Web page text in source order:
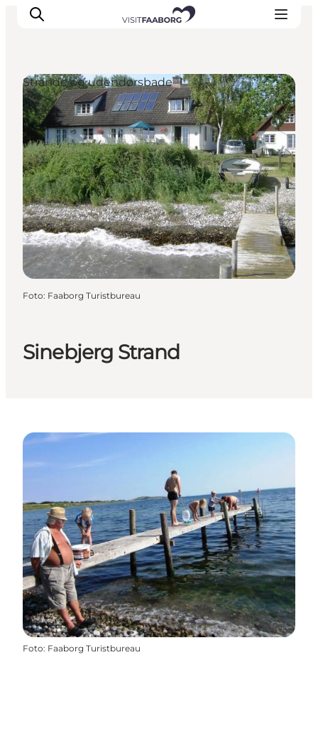
Overnatning
Spisesteder
Oplevelser
Øhop
Outdoor
Det sker
Sinebjerg Strand
Strande og udendørsbade
Foto: Faaborg Turistbureau
Foto: Faaborg Turistbureau